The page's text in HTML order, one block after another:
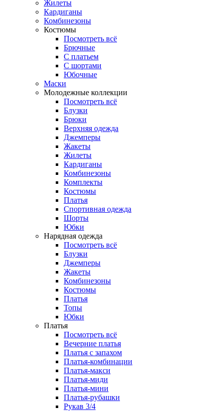
Жилеты
Кардиганы
Комбинезоны
Костюмы
Посмотреть всё
Брючные
С платьем
С шортами
Юбочные
Маски
Молодежные коллекции
Посмотреть всё
Блузки
Брюки
Верхняя одежда
Джемперы
Жакеты
Жилеты
Кардиганы
Комбинезоны
Комплекты
Костюмы
Платья
Спортивная одежда
Шорты
Юбки
Нарядная одежда
Посмотреть всё
Блузки
Джемперы
Жакеты
Комбинезоны
Костюмы
Платья
Топы
Юбки
Платья
Посмотреть всё
Вечерние платья
Платья с запахом
Платья-комбинации
Платья-макси
Платья-миди
Платья-мини
Платья-рубашки
Рукав 3/4